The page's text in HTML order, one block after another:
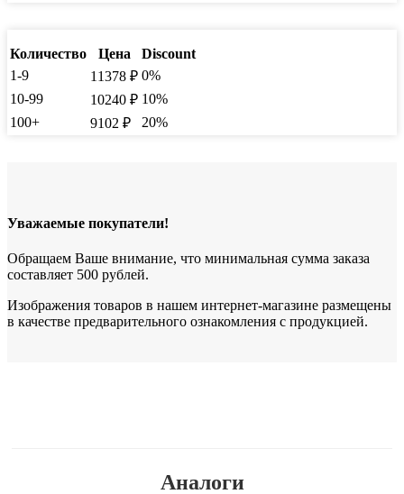
Количество Цена
Discount
1-9
11378 ₽ 0%
10-99
10240 ₽ 10%
100+
9102 ₽ 20%
Уважаемые покупатели!
Обращаем Ваше внимание, что минимальная сумма заказа
составляет 500 рублей.
Изображения товаров в нашем интернет-магазине размещены
в качестве предварительного ознакомления с продукцией.
Аналоги